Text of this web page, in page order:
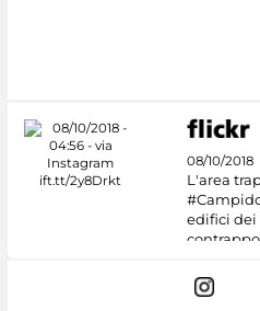
08/10/2018
L'area
edifici dei